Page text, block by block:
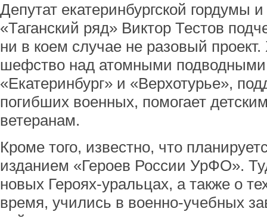
Депутат екатеринбургской гордумы
«Таганский ряд» Виктор Тестов
ни в коем случае не разовый
шефство над атомными
«Екатеринбург» и «Верхотурье»,
погибших военных, помогает
ветеранам.
Кроме того, известно, что
изданием «Героев России УрФО».
новых Героях-уральцах, а также о
время, учились в военно-учебных